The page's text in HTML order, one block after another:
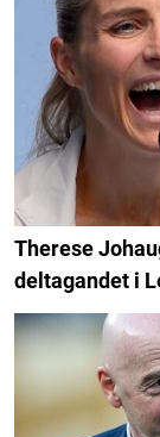
Therese
deltagandet i